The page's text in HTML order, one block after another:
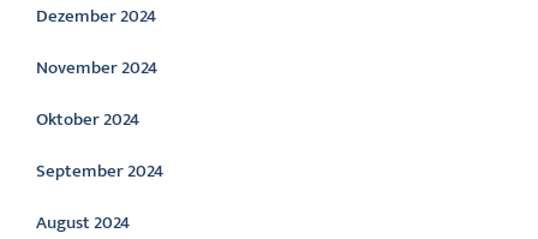
Dezember 2024
November 2024
Oktober 2024
September 2024
August 2024